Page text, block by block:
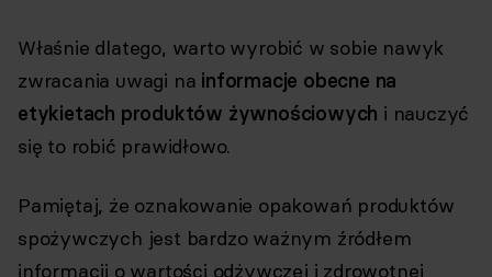
Właśnie dlatego, warto wyrobić w sobie nawyk
zwracania uwagi na informacje obecne na
etykietach produktów żywnościowych i nauczyć
się to robić prawidłowo.
Pamiętaj, że oznakowanie opakowań produktów
spożywczych jest bardzo ważnym źródłem
informacji o wartości odżywczej i zdrowotnej